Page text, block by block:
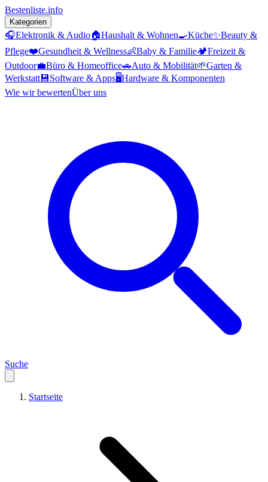
Bestenliste.info
Kategorien
🎧Elektronik & Audio🏠Haushalt & Wohnen🍳Küche✨Beauty &
Pflege❤️Gesundheit & Wellness👶Baby & Familie🏕️Freizeit &
Outdoor💼Büro & Homeoffice🚗Auto & Mobilität🌱Garten &
Werkstatt 💾Software & Apps🖥️Hardware & Komponenten
Wie wir bewertenÜber uns
Suche
Startseite